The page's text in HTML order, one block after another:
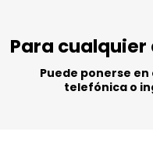
Para
Puede ponerse
telefónica o